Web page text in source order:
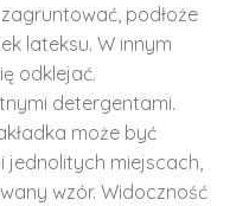
podłoże
lateksu. W innym
odklejać.
detergentami.
może być
jednolitych miejscach,
wzór. Widoczność